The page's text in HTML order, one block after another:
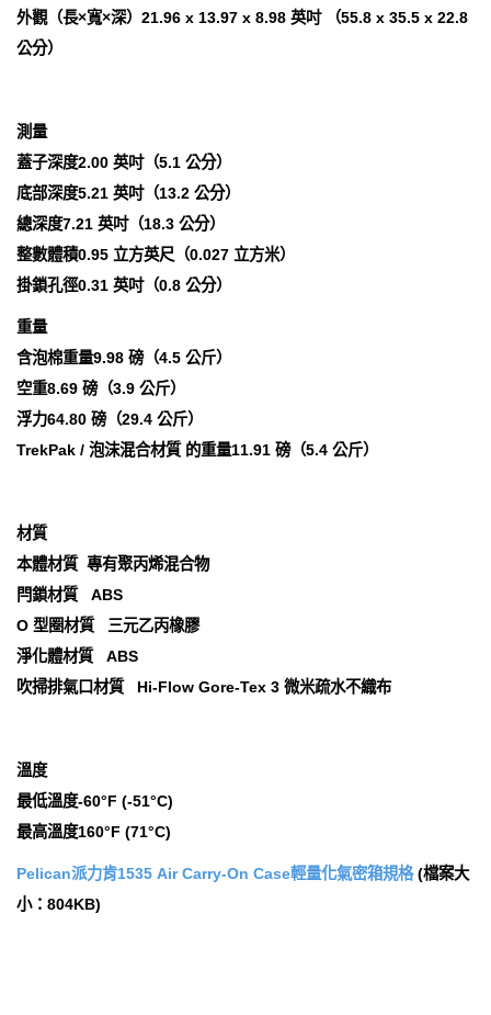
外觀（長×寬×深）21.96 x 13.97 x 8.98 英吋 （55.8 x 35.5 x 22.8
公分）
測量
蓋子深度2.00 英吋（5.1 公分）
底部深度5.21 英吋（13.2 公分）
總深度7.21 英吋（18.3 公分）
整數體積0.95 立方英尺（0.027 立方米）
掛鎖孔徑0.31 英吋（0.8 公分）
重量
含泡棉重量9.98 磅（4.5 公斤）
空重8.69 磅（3.9 公斤）
浮力64.80 磅（29.4 公斤）
TrekPak / 泡沫混合材質 的重量11.91 磅（5.4 公斤）
材質
本體材質 專有聚丙烯混合物
閂鎖材質 ABS
O 型圈材質 三元乙丙橡膠
淨化體材質 ABS
吹掃排氣口材質 Hi-Flow Gore-Tex 3 微米疏水不織布
溫度
最低溫度-60°F (-51°C)
最高溫度160°F (71°C)
Pelican派力肯1535 Air Carry-On Case輕量化氣密箱規格(檔案大
小：804KB)